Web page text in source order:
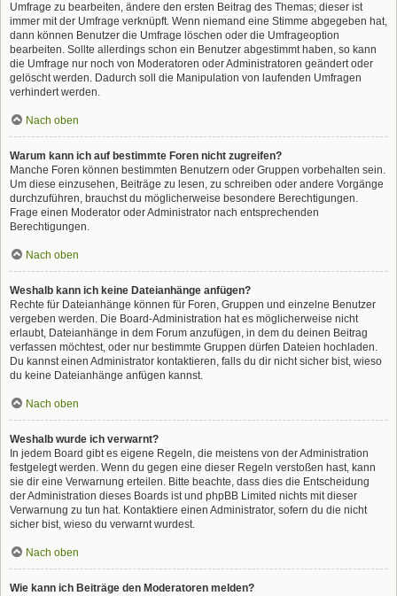
Umfrage zu bearbeiten, ändere den ersten Beitrag des Themas; dieser ist
immer mit der Umfrage verknüpft. Wenn niemand eine Stimme abgegeben hat,
dann können Benutzer die Umfrage löschen oder die Umfrageoption
bearbeiten. Sollte allerdings schon ein Benutzer abgestimmt haben, so kann
die Umfrage nur noch von Moderatoren oder Administratoren geändert oder
gelöscht werden. Dadurch soll die Manipulation von laufenden Umfragen
verhindert werden.
Nach oben
Warum kann ich auf bestimmte Foren nicht zugreifen?
Manche Foren können bestimmten Benutzern oder Gruppen vorbehalten sein.
Um diese einzusehen, Beiträge zu lesen, zu schreiben oder andere Vorgänge
durchzuführen, brauchst du möglicherweise besondere Berechtigungen.
Frage einen Moderator oder Administrator nach entsprechenden
Berechtigungen.
Nach oben
Weshalb kann ich keine Dateianhänge anfügen?
Rechte für Dateianhänge können für Foren, Gruppen und einzelne Benutzer
vergeben werden. Die Board-Administration hat es möglicherweise nicht
erlaubt, Dateianhänge in dem Forum anzufügen, in dem du deinen Beitrag
verfassen möchtest, oder nur bestimmte Gruppen dürfen Dateien hochladen.
Du kannst einen Administrator kontaktieren, falls du dir nicht sicher bist, wieso
du keine Dateianhänge anfügen kannst.
Nach oben
Weshalb wurde ich verwarnt?
In jedem Board gibt es eigene Regeln, die meistens von der Administration
festgelegt werden. Wenn du gegen eine dieser Regeln verstoßen hast, kann
sie dir eine Verwarnung erteilen. Bitte beachte, dass dies die Entscheidung
der Administration dieses Boards ist und phpBB Limited nichts mit dieser
Verwarnung zu tun hat. Kontaktiere einen Administrator, sofern du die nicht
sicher bist, wieso du verwarnt wurdest.
Nach oben
Wie kann ich Beiträge den Moderatoren melden?